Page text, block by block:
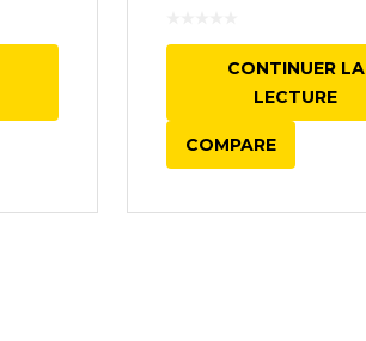
CONTINUER LA
LECTURE
COMPARE